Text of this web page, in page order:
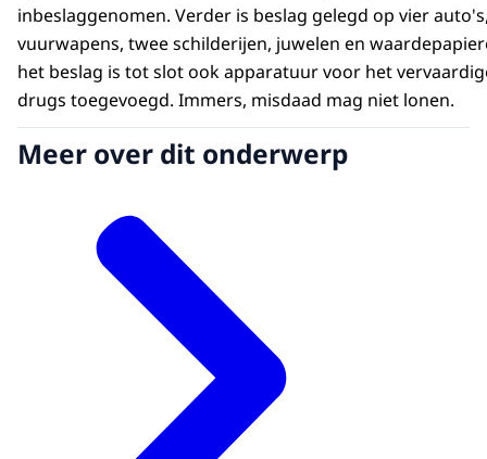
inbeslaggenomen. Verder is beslag gelegd op vier
vuurwapens, twee schilderijen, juwelen en
het beslag is tot slot ook apparatuur voor het
drugs toegevoegd. Immers, misdaad mag niet lonen.
Meer over dit onderwerp